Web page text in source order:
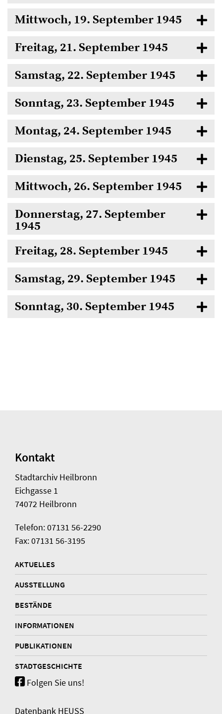
Mittwoch, 19. September 1945
Freitag, 21. September 1945
Samstag, 22. September 1945
Sonntag, 23. September 1945
Montag, 24. September 1945
Dienstag, 25. September 1945
Mittwoch, 26. September 1945
Donnerstag, 27. September
1945
Freitag, 28. September 1945
Samstag, 29. September 1945
Sonntag, 30. September 1945
Kontakt
Stadtarchiv Heilbronn
Eichgasse 1
74072 Heilbronn
Telefon: 07131 56-2290
Fax: 07131 56-3195
AKTUELLES
AUSSTELLUNG
BESTÄNDE
INFORMATIONEN
PUBLIKATIONEN
STADTGESCHICHTE
Folgen Sie uns!
Datenbank HEUSS